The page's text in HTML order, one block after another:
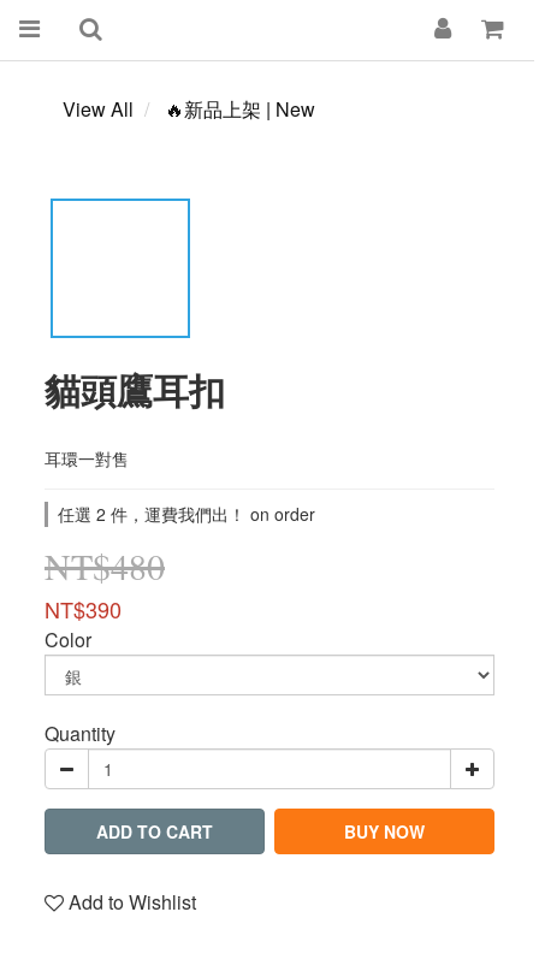
View All 🔥新品上架 | New
貓頭鷹耳扣
耳環一對售
任選 2 件，運費我們出！ on order
NT$480
NT$390
Color
Quantity
ADD TO CART BUY NOW
Add to Wishlist